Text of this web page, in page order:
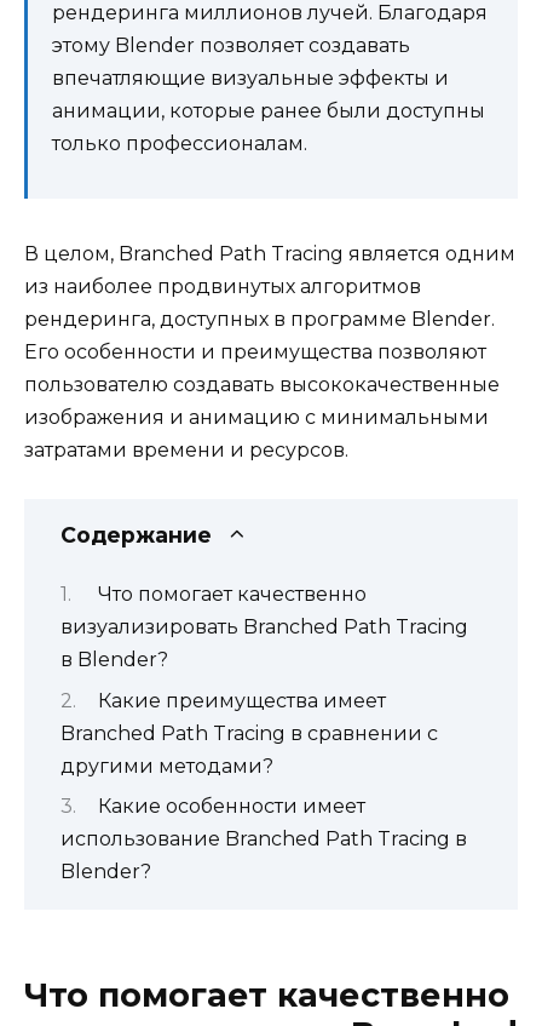
рендеринга миллионов лучей. Благодаря
этому Blender позволяет создавать
впечатляющие визуальные эффекты и
анимации, которые ранее были доступны
только профессионалам.
В целом, Branched Path Tracing является одним
из наиболее продвинутых алгоритмов
рендеринга, доступных в программе Blender.
Его особенности и преимущества позволяют
пользователю создавать высококачественные
изображения и анимацию с минимальными
затратами времени и ресурсов.
Содержание
Что помогает качественно
визуализировать Branched Path Tracing
в Blender?
Какие преимущества имеет
Branched Path Tracing в сравнении с
другими методами?
Какие особенности имеет
использование Branched Path Tracing в
Blender?
Что помогает качественно